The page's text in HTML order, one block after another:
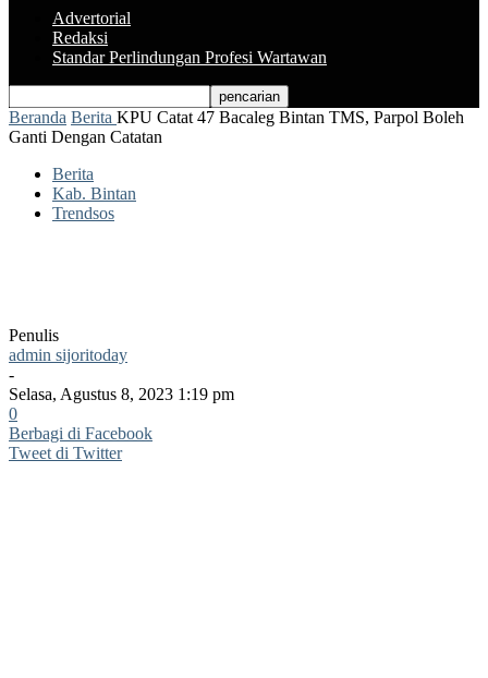
Advertorial
Redaksi
Standar Perlindungan Profesi Wartawan
Beranda Berita KPU Catat 47 Bacaleg Bintan TMS, Parpol Boleh
Ganti Dengan Catatan
Berita
Kab. Bintan
Trendsos
Penulis
admin sijoritoday
-
Selasa, Agustus 8, 2023 1:19 pm
0
Berbagi di Facebook
Tweet di Twitter